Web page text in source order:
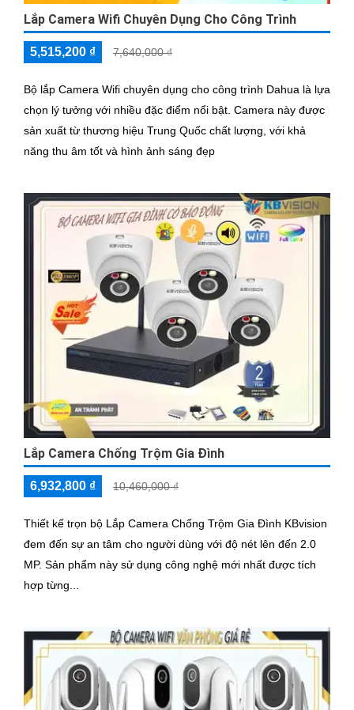
Lắp Camera Wifi Chuyên Dụng Cho Công Trình
5,515,200 ₫ 7,640,000 ₫
Bộ lắp Camera Wifi chuyên dụng cho công trình Dahua là lựa
chọn lý tưởng với nhiều đặc điểm nổi bật. Camera này được
sản xuất từ thương hiệu Trung Quốc chất lượng, với khả
năng thu âm tốt và hình ảnh sáng đẹp
Lắp Camera Chống Trộm Gia Đình
6,932,800 ₫ 10,460,000 ₫
Thiết kế trọn bộ Lắp Camera Chống Trộm Gia Đình KBvision
đem đến sự an tâm cho người dùng với độ nét lên đến 2.0
MP. Sản phẩm này sử dụng công nghệ mới nhất được tích
hợp từng...